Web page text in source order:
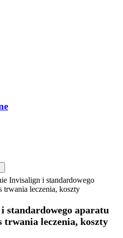
Invisalign i standardowego
trwania leczenia, koszty
standardowego aparatu
trwania leczenia, koszty